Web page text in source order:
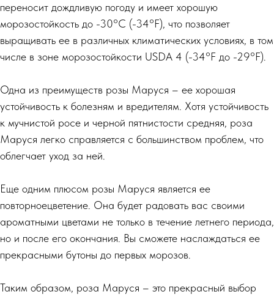
переносит дождливую погоду и имеет хорошую
морозостойкость до -30°C (-34°F), что позволяет
выращивать ее в различных климатических условиях, в том
числе в зоне морозостойкости USDA 4 (-34°F до -29°F).
Одна из преимуществ розы Маруся – ее хорошая
устойчивость к болезням и вредителям. Хотя устойчивость
к мучнистой росе и черной пятнистости средняя, роза
Маруся легко справляется с большинством проблем, что
облегчает уход за ней.
Еще одним плюсом розы Маруся является ее
повторноецветение. Она будет радовать вас своими
ароматными цветами не только в течение летнего периода,
но и после его окончания. Вы сможете наслаждаться ее
прекрасными бутоны до первых морозов.
Таким образом, роза Маруся – это прекрасный выбор